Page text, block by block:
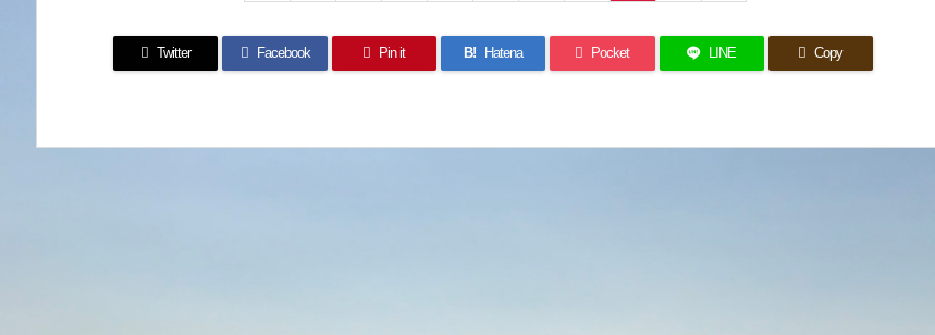
Twitter Facebook Pin it B! Hatena Pocket LINE Copy